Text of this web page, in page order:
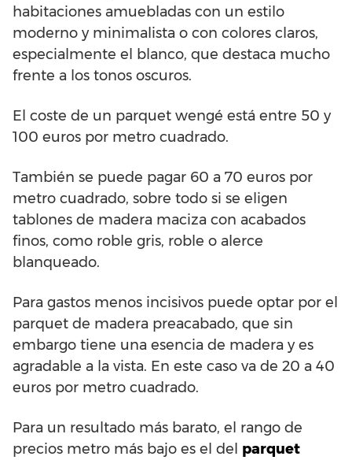
habitaciones amuebladas con un estilo
moderno y minimalista o con colores claros,
especialmente el blanco, que destaca mucho
frente a los tonos oscuros.
El coste de un parquet wengé está entre 50 y
100 euros por metro cuadrado.
También se puede pagar 60 a 70 euros por
metro cuadrado, sobre todo si se eligen
tablones de madera maciza con acabados
finos, como roble gris, roble o alerce
blanqueado.
Para gastos menos incisivos puede optar por el
parquet de madera preacabado, que sin
embargo tiene una esencia de madera y es
agradable a la vista. En este caso va de 20 a 40
euros por metro cuadrado.
Para un resultado más barato, el rango de
precios metro más bajo es el del parquet